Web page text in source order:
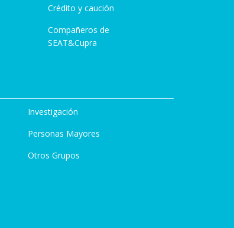
Crédito y caución
Compañeros de
SEAT&Cupra
Investigación
Personas Mayores
Otros Grupos